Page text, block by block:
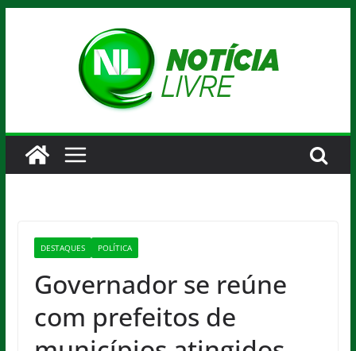
DESTAQUES POLÍTICA
Governador se reúne
com prefeitos de